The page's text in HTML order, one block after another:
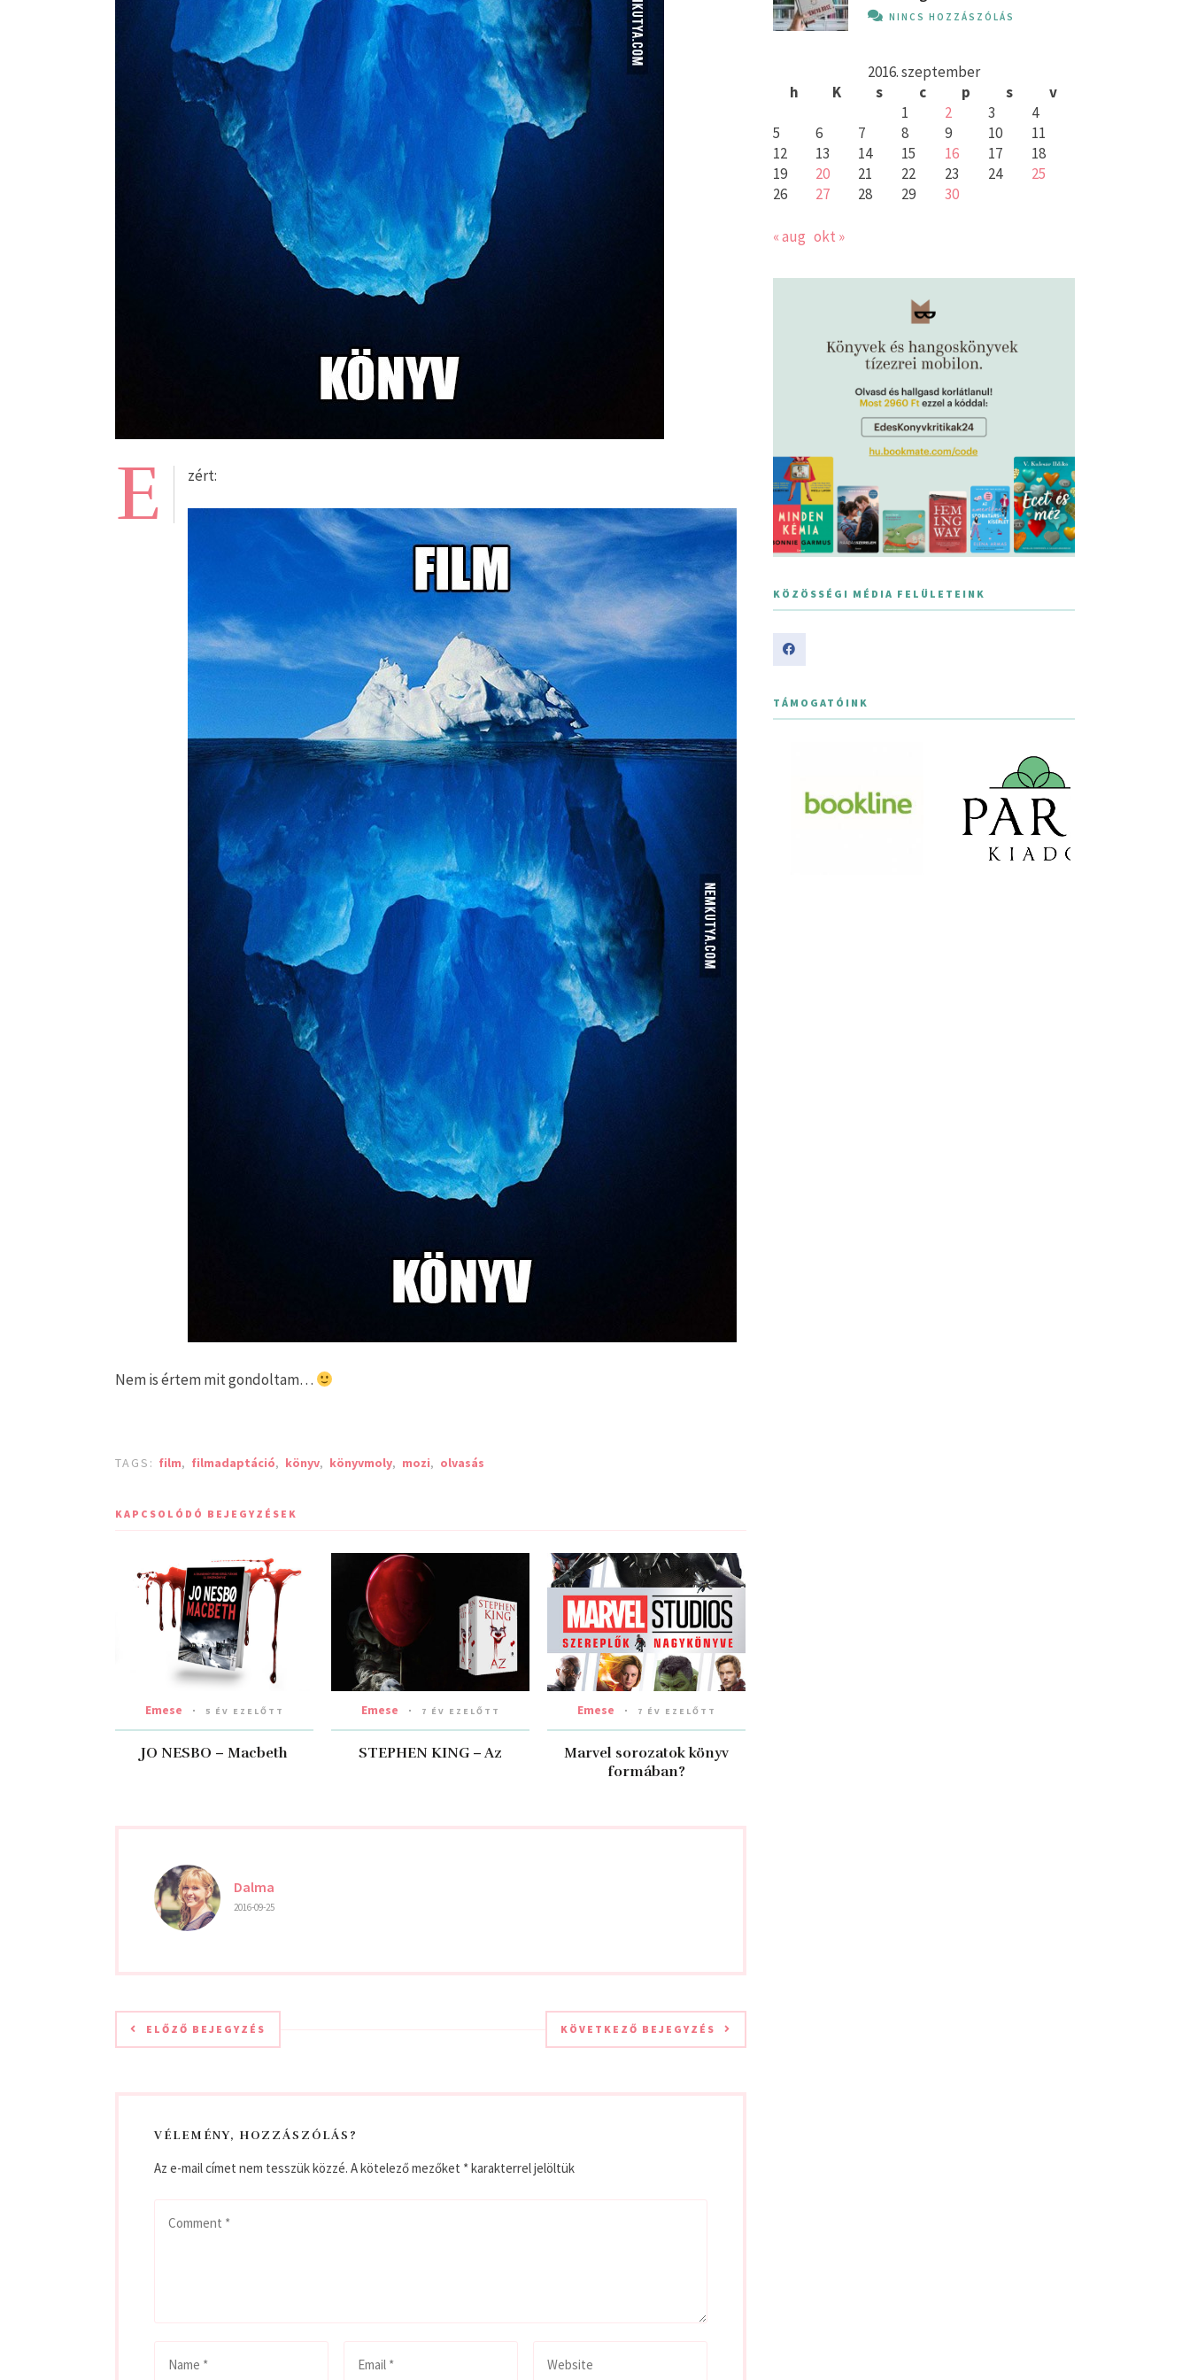
E zért:
Nem is értem mit gondoltam…
TAGS: film, filmadaptáció, könyv, könyvmoly, mozi, olvasás
KAPCSOLÓDÓ BEJEGYZÉSEK
Emese 5 ÉV EZELŐTT
JO NESBO – Macbeth
Emese 7 ÉV EZELŐTT
STEPHEN KING – Az
Emese 7 ÉV EZELŐTT
Marvel sorozatok könyv
formában?
Dalma
2016-09-25
ELŐZŐ BEJEGYZÉS KÖVETKEZŐ BEJEGYZÉS
VÉLEMÉNY, HOZZÁSZÓLÁS?
Az e-mail címet nem tesszük közzé. A kötelező mezőket *karakterrel jelöltük
NINCS HOZZÁSZÓLÁS
2016. szeptember
h
K s c p s
v
1
2 3
4
5
6 7 8 9 10
11
12
13 14 15 16 17
18
19
20 21 22 23 24
25
26
27 28 29 30
« aug okt »
KÖZÖSSÉGI MÉDIA FELÜLETEINK
TÁMOGATÓINK